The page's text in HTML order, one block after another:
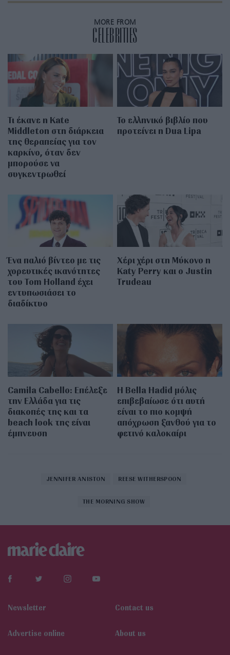
MORE FROM
CELEBRITIES
Τι έκανε η Kate
Middleton στη διάρκεια
της θεραπείας για τον
καρκίνο, όταν δεν
μπορούσε να
συγκεντρωθεί
Το ελληνικό βιβλίο που
προτείνει η Dua Lipa
Ένα παλιό βίντεο με τις
χορευτικές ικανότητες
του Tom Holland έχει
εντυπωσιάσει το
διαδίκτυο
Χέρι χέρι στη Μύκονο η
Katy Perry και ο Justin
Trudeau
Camila Cabello: Επέλεξε
την Ελλάδα για τις
διακοπές της και τα
beach look της είναι
έμπνευση
Η Bella Hadid μόλις
επιβεβαίωσε ότι αυτή
είναι το πιο κομψή
απόχρωση ξανθού για το
φετινό καλοκαίρι
JENNIFER ANISTON REESE WITHERSPOON
THE MORNING SHOW
Newsletter Contact us
Αdvertise online About us